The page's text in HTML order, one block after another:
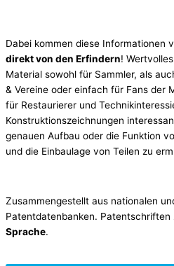
Dabei kommen diese Informationen
direkt von den Erfindern!
Material sowohl für Sammler, als
& Vereine oder einfach für Fans der
für Restaurierer und
Konstruktionszeichnungen
genauen Aufbau oder die Funktion
und die Einbaulage von Teilen zu
Zusammengestellt aus nationalen
Patentdatenbanken. Patentschriften
Sprache.